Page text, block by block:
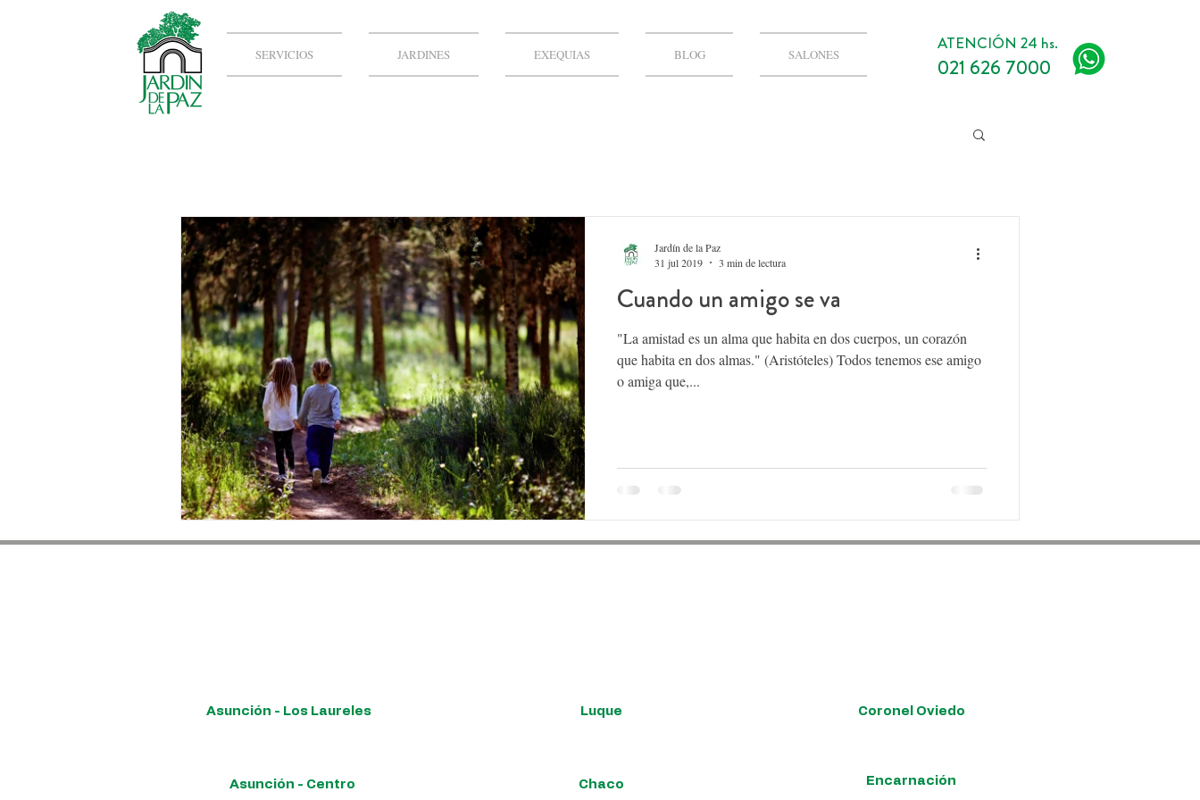
SERVICIOS JARDINES EXEQUIAS BLOG SALONES
ATENCIÓN 24 hs.
021 626 7000
Cuando un amigo se va
"La amistad es un alma que habita en dos cuerpos, un corazón
que habita en dos almas." (Aristóteles) Todos tenemos ese amigo
o amiga que,...
Jardín de la Paz
31 jul 2019
3 min de lectura
Asunción - Los Laureles
Asunción - Centro
Luque
Chaco
Coronel Oviedo
Encarnación